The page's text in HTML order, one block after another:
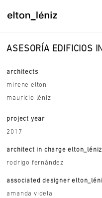
ASESORÍA EDIFICIOS
architects
mirene elton
mauricio léniz
project year
2017
architect in charge elton_léniz
rodrigo fernández
associated designer
amanda videla